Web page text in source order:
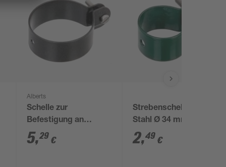
Alberts
Schelle zur
Befestigung an
Streben anthrazit Ø 6
cm
5,29 €
Strebenschelle grün
Stahl Ø 34 mm
2,49 €